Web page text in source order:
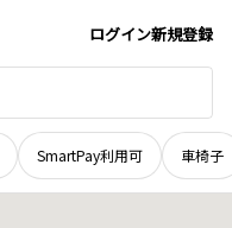
ログイン新規登録
SmartPay利用可 車椅子